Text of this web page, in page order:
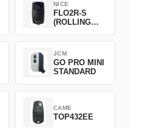
NICE
FLO2R-S
(ROLLING
JCM
GO PRO MINI
STANDARD
CAME
TOP432EE